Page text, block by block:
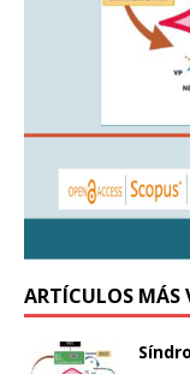
ARTÍCULOS MÁS